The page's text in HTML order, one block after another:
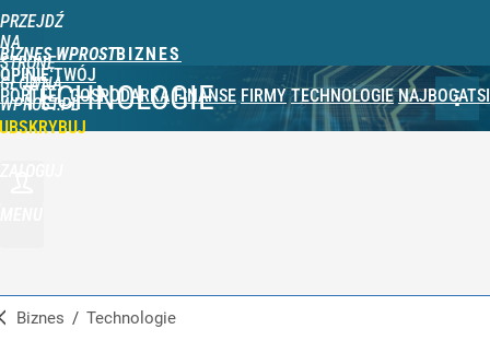
PRZEJDŹ
NA
STRONĘ
GŁÓWNĄ
WPROST.PL
BIZNES WPROST
OPINIE TWÓJ
PORTFEL GOSPODARKA FINANSE FIRMY TECHNOLOGIE NAJBOGATSI
TECHNOLOGIE
Biznes / Technologie